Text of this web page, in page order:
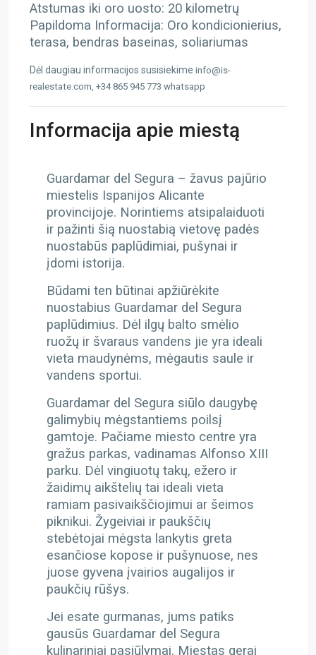
Atstumas iki oro uosto: 20 kilometrų
Papildoma Informacija: Oro kondicionierius,
terasa, bendras baseinas, soliariumas
Dėl daugiau informacijos susisiekime info@is-
realestate.com, +34 865 945 773 whatsapp
Informacija apie miestą
Guardamar del Segura – žavus pajūrio
miestelis Ispanijos Alicante
provincijoje. Norintiems atsipalaiduoti
ir pažinti šią nuostabią vietovę padės
nuostabūs paplūdimiai, pušynai ir
įdomi istorija.
Būdami ten būtinai apžiūrėkite
nuostabius Guardamar del Segura
paplūdimius. Dėl ilgų balto smėlio
ruožų ir švaraus vandens jie yra ideali
vieta maudynėms, mėgautis saule ir
vandens sportui.
Guardamar del Segura siūlo daugybę
galimybių mėgstantiems poilsį
gamtoje. Pačiame miesto centre yra
gražus parkas, vadinamas Alfonso XIII
parku. Dėl vingiuotų takų, ežero ir
žaidimų aikštelių tai ideali vieta
ramiam pasivaikščiojimui ar šeimos
piknikui. Žygeiviai ir paukščių
stebėtojai mėgsta lankytis greta
esančiose kopose ir pušynuose, nes
juose gyvena įvairios augalijos ir
paukčių rūšys.
Jei esate gurmanas, jums patiks
gausūs Guardamar del Segura
kulinariniai pasiūlymai. Miestas gerai